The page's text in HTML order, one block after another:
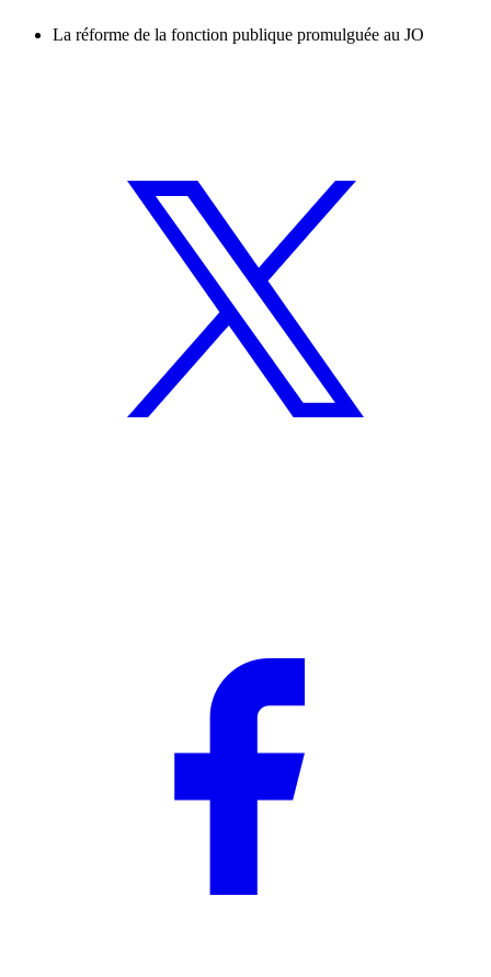
La réforme de la fonction publique promulguée au JO